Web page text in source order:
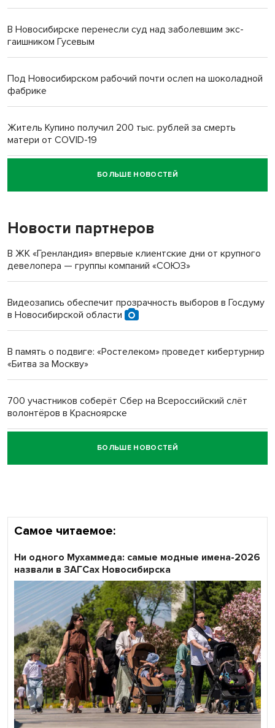
В Новосибирске перенесли суд над заболевшим экс-
гаишником Гусевым
Под Новосибирском рабочий почти ослеп на шоколадной
фабрике
Житель Купино получил 200 тыс. рублей за смерть
матери от COVID-19
Новосибирский суд наказал водителя за смерть
пенсионерки на вокзале
«Мы живём на пастбище!»: в новосибирском селе лошади
терроризируют жителей
Инвалид получил условный срок за избиение врачей
Новосибирский преподаватель с женой вошли в топ-16
Обновлённое отделение ВТБ открылось в Искитиме
БОЛЬШЕ НОВОСТЕЙ
Новости партнеров
В ЖК «Гренландия» впервые клиентские дни от крупного
девелопера — группы компаний «СОЮЗ»
Видеозапись обеспечит прозрачность выборов в Госдуму
в Новосибирской области
В память о подвиге: «Ростелеком» проведет кибертурнир
«Битва за Москву»
700 участников соберёт Сбер на Всероссийский слёт
волонтёров в Красноярске
Честный выбор: видеонаблюдение обеспечит
объективность результатов ЕДГ в Новосибирской
БОЛЬШЕ НОВОСТЕЙ
Самое читаемое:
Ни одного Мухаммеда: самые модные имена-2026
назвали в ЗАГСах Новосибирска